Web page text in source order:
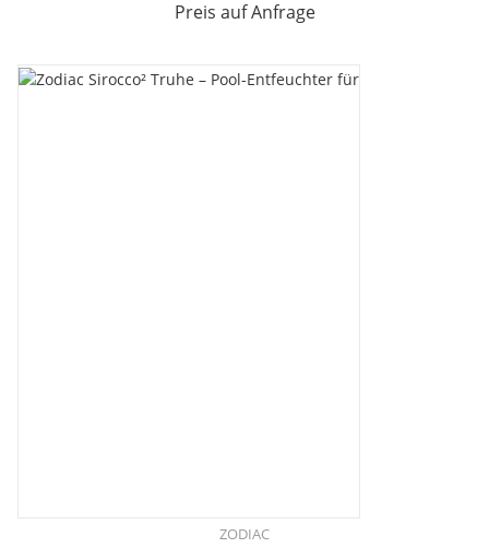
Preis auf Anfrage
ZODIAC